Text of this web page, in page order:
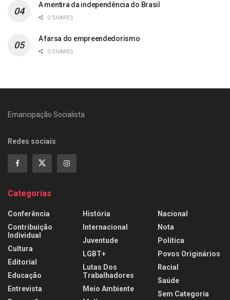
A mentira da independência do Brasil
0 SHARES
A farsa do empreendedorismo
0 SHARES
Emancipação Socialista
Redes sociais
Categorias
Conferência
Contribuição
Individual
Cultura
Editorial
Educação
Entrevista
História
Internacional
Juventude
LGBT+
Lutas Dos
Trabalhadores
Meio Ambiente
Nacional
Nota
Política
Povos Originários
Racial
Saúde
Sem Categoria